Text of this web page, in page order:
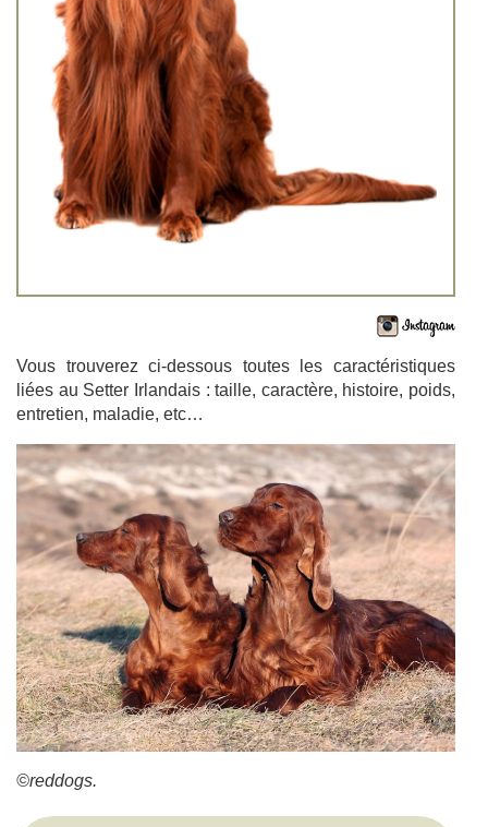
Vous trouverez ci-dessous toutes les caractéristiques
liées au Setter Irlandais : taille, caractère, histoire, poids,
entretien, maladie, etc…
©reddogs.